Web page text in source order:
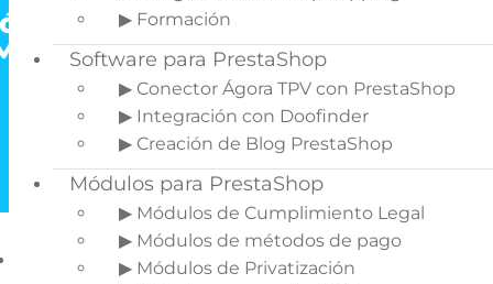
para crear páginas
privadas para clientes
y grupos
▶ Formación
Software para PrestaShop
▶ Conector Ágora TPV con PrestaShop
▶ Integración con Doofinder
▶ Creación de Blog PrestaShop
Módulos para PrestaShop
▶ Módulos de Cumplimiento Legal
▶ Módulos de métodos de pago
▶ Módulos de Privatización